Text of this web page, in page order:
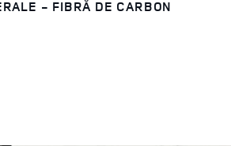
- FIBRĂ DE CARBON